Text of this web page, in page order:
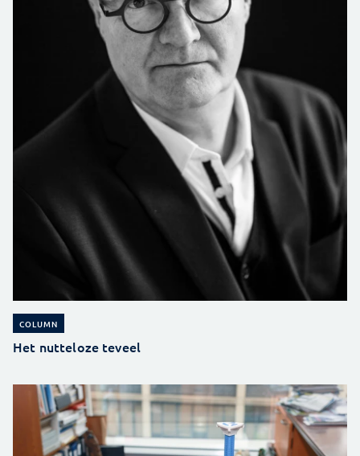
COLUMN
Het nutteloze teveel